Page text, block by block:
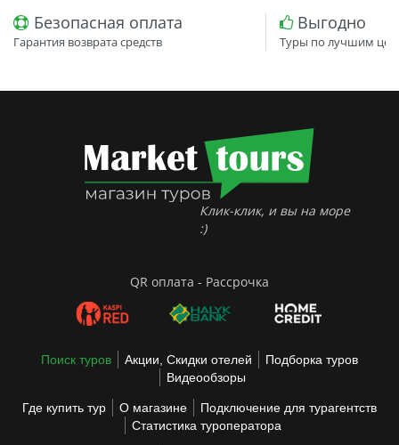
Безопасная оплата
Гарантия возврата средств
Выгодно
Туры по лучшим
Клик-клик, и вы на море
:)
QR оплата - Рассрочка
Поиск туров Акции, Скидки отелей
Подборка туров
Видеообзоры
Где купить тур О магазине
Подключение для турагентств
Статистика туроператора